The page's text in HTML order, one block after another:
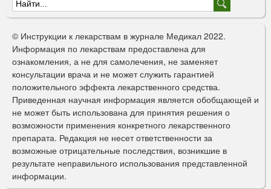
Ф
о
р
м
а
п
о
и
с
к
© Инструкции к лекарствам в журнале Медикал 2022.
Информация по лекарствам предоставлена для
ознакомления, а не для самолечения, не заменяет
консультации врача и не может служить гарантией
положительного эффекта лекарственного средства.
Приведенная научная информация является обобщающей и
не может быть использована для принятия решения о
возможности применения конкретного лекарственного
препарата. Редакция не несет ответственности за
возможные отрицательные последствия, возникшие в
результате неправильного использования представленной
информации.